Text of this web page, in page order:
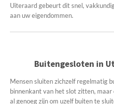
Uiteraard gebeurt dit snel,
aan uw eigendommen.
Buitengesloten in
Mensen sluiten zichzelf regelmatig
binnenkant van het slot zitten,
al genoeg zijn om uzelf buiten te